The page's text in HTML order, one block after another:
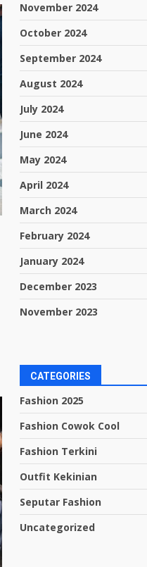
November 2024
October 2024
September 2024
August 2024
July 2024
June 2024
May 2024
April 2024
March 2024
February 2024
January 2024
December 2023
November 2023
CATEGORIES
Fashion 2025
Fashion Cowok Cool
Fashion Terkini
Outfit Kekinian
Seputar Fashion
Uncategorized